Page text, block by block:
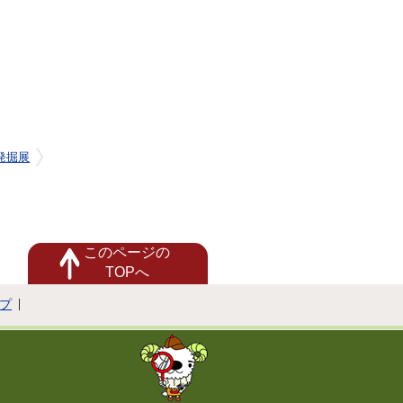
掘展
このページの
TOPへ